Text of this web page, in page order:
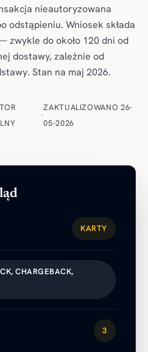
nieautoryzowana
odstąpieniu. Wniosek składa
zwykle do około 120 dni od
dostawy, zależnie od
Stan na maj 2026.
·
ZAKTUALIZOWANO 26-
05-2026
KARTY
CHARGEBACK,
3